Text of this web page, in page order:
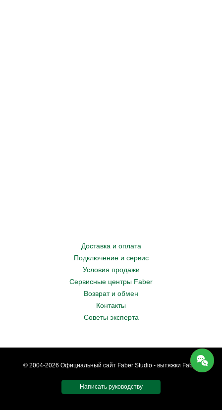
Доставка и оплата
Подключение и сервис
Условия продажи
Сервисные центры Faber
Возврат и обмен
Контакты
Советы эксперта
© 2004-2026 Официальный сайт Faber Studio - вытяжки Faber.
Написать руководству